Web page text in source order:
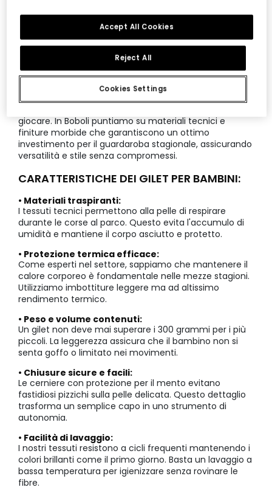
Guida alla scelta del gilet per
Scegliere il capo giusto significa bilanciare comfort
termico e libertà di movimento. Un buon gilet protegge
giocare. In Boboli puntiamo su materiali tecnici e
finiture morbide che garantiscono un ottimo
investimento per il guardaroba stagionale, assicurando
versatilità e stile senza compromessi.
CARATTERISTICHE DEI GILET PER BAMBINI:
• Materiali traspiranti:
I tessuti tecnici permettono alla pelle di respirare
durante le corse al parco. Questo evita l'accumulo di
umidità e mantiene il corpo asciutto e protetto.
• Protezione termica efficace:
Come esperti nel settore, sappiamo che mantenere il
calore corporeo è fondamentale nelle mezze stagioni.
Utilizziamo imbottiture leggere ma ad altissimo
rendimento termico.
• Peso e volume contenuti:
Un gilet non deve mai superare i 300 grammi per i più
piccoli. La leggerezza assicura che il bambino non si
senta goffo o limitato nei movimenti.
• Chiusure sicure e facili:
Le cerniere con protezione per il mento evitano
fastidiosi pizzichi sulla pelle delicata. Questo dettaglio
trasforma un semplice capo in uno strumento di
autonomia.
• Facilità di lavaggio:
I nostri tessuti resistono a cicli frequenti mantenendo i
colori brillanti come il primo giorno. Basta un lavaggio a
bassa temperatura per igienizzare senza rovinare le
fibre.
Cookies Settings
Reject All
Accept All Cookies